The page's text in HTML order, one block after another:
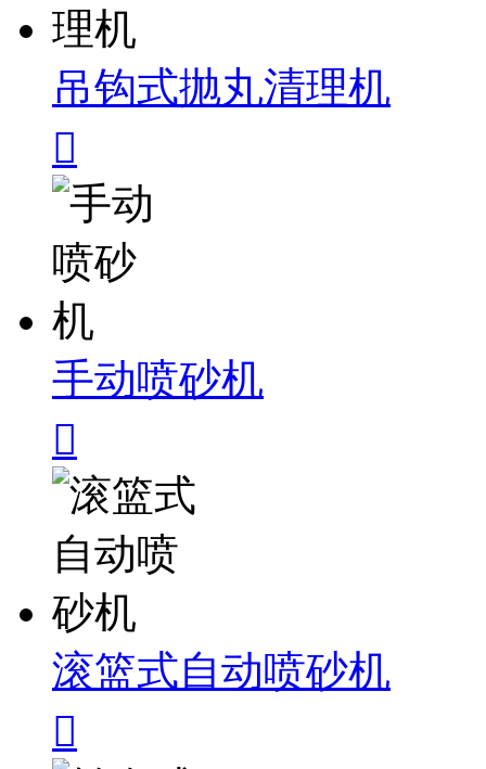
吊钩式抛丸清理机

手动喷砂机

滚篮式自动喷砂机
